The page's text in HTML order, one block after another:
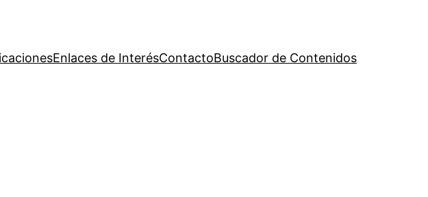
Enlaces de InterésContactoBuscador de Contenidos